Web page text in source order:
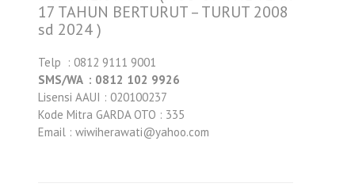
17 TAHUN BERTURUT – TURUT 2008
sd 2024 )
Telp : 0812 9111 9001
SMS/WA : 0812 102 9926
Lisensi AAUI : 020100237
Kode Mitra GARDA OTO : 335
Email : wiwiherawati@yahoo.com